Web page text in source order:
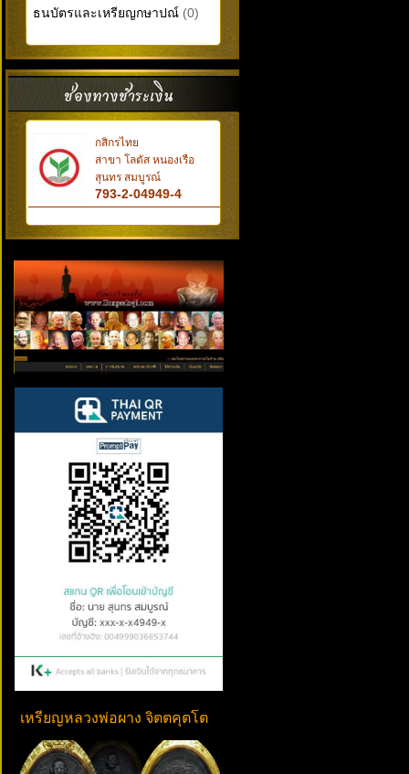
ธนบัตรและเหรียญกษาปณ์ (0)
กสิกรไทย
สาขา โลตัส หนองเรือ
สุนทร สมบูรณ์
793-2-04949-4
เหรียญหลวงพ่อผาง จิตตคุตโต